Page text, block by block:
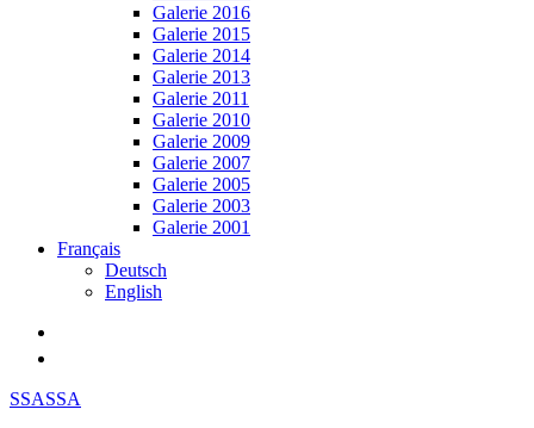
Galerie 2016
Galerie 2015
Galerie 2014
Galerie 2013
Galerie 2011
Galerie 2010
Galerie 2009
Galerie 2007
Galerie 2005
Galerie 2003
Galerie 2001
Français
Deutsch
English
SSASSA